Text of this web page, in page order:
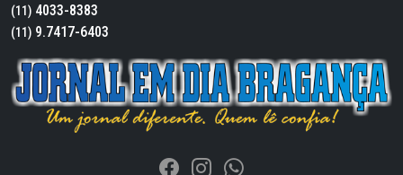
(11) 4033-8383
(11) 9.7417-6403